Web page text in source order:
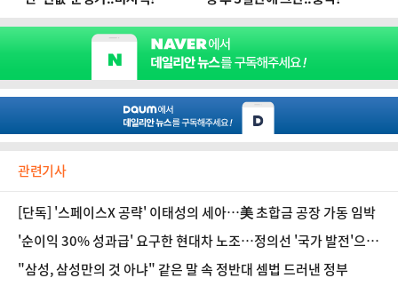
관련기사
[단독] '스페이스X 공략' 이태성의 세아…美 초합금 공장 가동 임박
'순이익 30% 성과급' 요구한 현대차 노조…정의선 '국가 발전'으로
답했다 [인터뷰]
"삼성, 삼성만의 것 아냐" 같은 말 속 정반대 셈법 드러낸 정부